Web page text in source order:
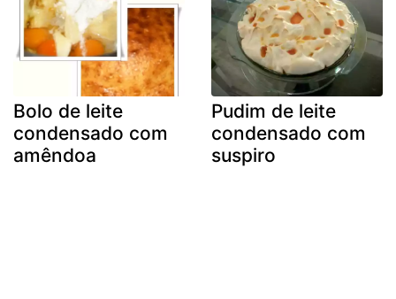
Bolo de leite
condensado com
amêndoa
Pudim de leite
condensado com
suspiro